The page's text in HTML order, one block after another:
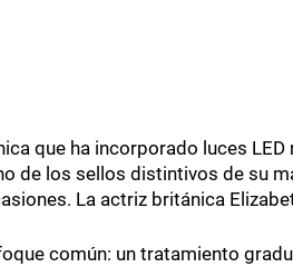
que ha incorporado luces
de los sellos distintivos de su
La actriz británica
común: un tratamiento